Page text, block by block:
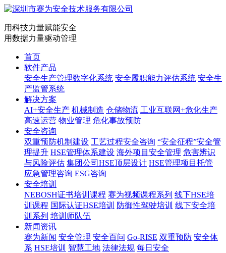
用科技力量赋能安全
用数据力量驱动管理
首页
软件产品
安全生产管理数字化系统 安全履职能力评估系统 安全生
产监管系统
解决方案
AI+安全生产 机械制造 仓储物流 工业互联网+危化生产
高速运营 物业管理 危化事故预防
安全咨询
双重预防机制建设 工艺过程安全咨询 “安全征程”安全管
理提升 HSE管理体系建设 海外项目安全管理 危害辨识
与风险评估 集团公司HSE顶层设计 HSE管理项目托管
应急管理咨询 ESG咨询
安全培训
NEBOSH证书培训课程 赛为视频课程系列 线下HSE培
训课程 国际认证HSE培训 防御性驾驶培训 线下安全培
训系列 培训师队伍
新闻资讯
赛为新闻 安全管理 安全百问 Go-RISE 双重预防 安全体
系 HSE培训 智慧工地 法律法规 每日安全